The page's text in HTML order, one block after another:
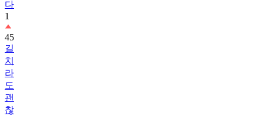
다
1
45
길
치
라
도
괜
찮